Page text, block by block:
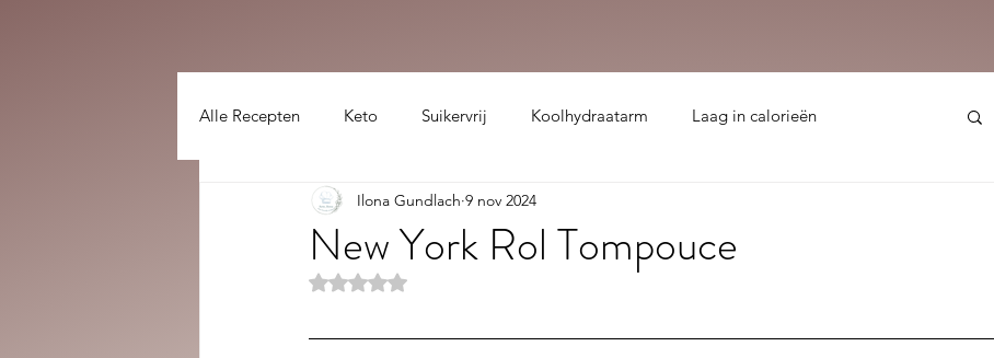
Alle Recepten Keto Suikervrij Koolhydraatarm Laag in calorieën
Lekker gezellig :) hoofdgerecht
New York Rol Tompouce
Ilona Gundlach 9 nov 2024
Beoordeeld met NaN uit 5 sterren.